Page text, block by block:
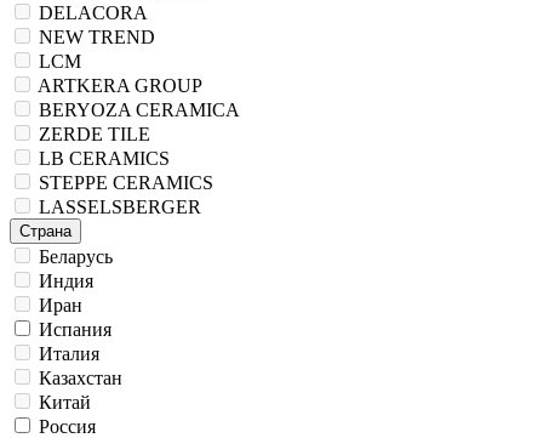
DELACORA
NEW TREND
LCM
ARTKERA GROUP
BERYOZA CERAMICA
ZERDE TILE
LB CERAMICS
STEPPE CERAMICS
LASSELSBERGER
Страна
Беларусь
Индия
Иран
Испания
Италия
Казахстан
Китай
Россия